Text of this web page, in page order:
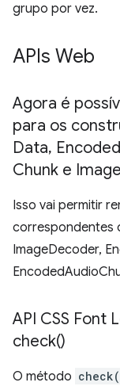
grupo por vez.
APIs Web
Agora é
para os
Data, Encoded
Chunk e Image
Isso vai permitir
correspondentes
ImageDecoder,
API CSS Font
check()
O método